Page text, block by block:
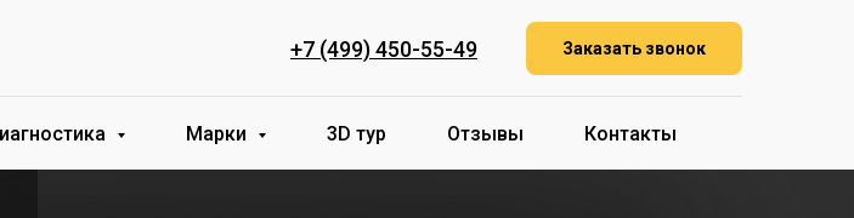
+7 (499) 450-55-49 Заказать звонок
Марки 3D тур Отзывы Контакты